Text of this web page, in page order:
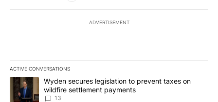
ADVERTISEMENT
ACTIVE CONVERSATIONS
The following is a list of the most commented articles in the last
A trending article titled "Wyden secures legislation to prevent
Wyden secures legislation to prevent taxes on
wildfire settlement payments
13